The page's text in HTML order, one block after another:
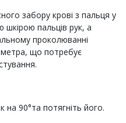
забору крові з пальця у
пальців рук, а
проколюванні
що потребує
на 90°та потягніть його.